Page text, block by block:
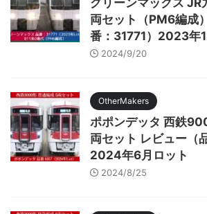
グリーンマックス
両セット（PM6編成
番：31771）2023年
2024/9/20
OtherMakers
ポポンデッタ 西鉄
両セット レビュー（
2024年6月ロット
2024/8/25